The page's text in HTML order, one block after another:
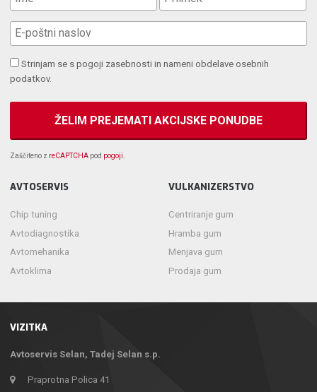
VIZITKA
Avtoservis Selan, Tadej Selan s.p.
Praprotna Polica 41
Strinjam se s pogoji zasebnosti in nameni obdelave osebnih
podatkov.
Zaščiteno z reCAPTCHA pod pogoji
AVTOSERVIS
Chip tuning
Avtodiagnostika
Avtomehanika
Avtoklima
VULKANIZERSTVO
Centriranje gum
Hramba gum
Menjava gum
Prodaja gum